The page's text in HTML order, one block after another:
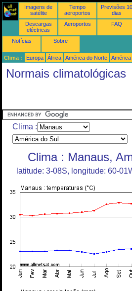
Imagens de
satélite
Tempo
aeroportos
Previsões 10
dias
Descargas
eléctricas
Aeroportos FAQ
Notícias Sobre
Clima : Europa África América do Norte América
Normais climatológicas
Clima :
Clima : Manaus,
latitude: 3-08S, longitude: 60-